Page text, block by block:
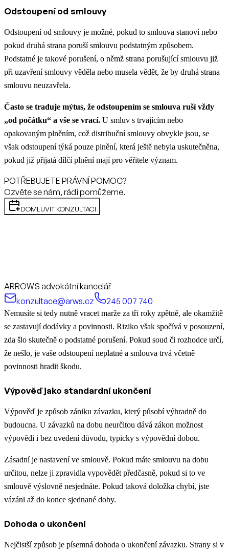
Odstoupení od smlouvy
Odstoupení od smlouvy je možné, pokud to smlouva stanoví nebo
pokud druhá strana poruší smlouvu podstatným způsobem.
Podstatné je takové porušení, o němž strana porušující smlouvu již
při uzavření smlouvy věděla nebo musela vědět, že by druhá strana
smlouvu neuzavřela.
Často se traduje mýtus, že odstoupením se smlouva ruší vždy
„od počátku“ a vše se vrací. U smluv s trvajícím nebo
opakovaným plněním, což distribuční smlouvy obvykle jsou, se
však odstoupení týká pouze plnění, která ještě nebyla uskutečněna,
pokud již přijatá dílčí plnění mají pro věřitele význam.
POTŘEBUJETE PRÁVNÍ POMOC?
Ozvěte se nám, rádi pomůžeme.
DOMLUVIT KONZULTACI
ARROWS advokátní kancelář
konzultace@arws.cz
245 007 740
Nemusíte si tedy nutně vracet marže za tři roky zpětně, ale okamžitě
se zastavují dodávky a povinnosti. Riziko však spočívá v posouzení,
zda šlo skutečně o podstatné porušení. Pokud soud či rozhodce určí,
že nešlo, je vaše odstoupení neplatné a smlouva trvá včetně
povinnosti hradit škodu.
Výpověď jako standardní ukončení
Výpověď je způsob zániku závazku, který působí výhradně do
budoucna. U závazků na dobu neurčitou dává zákon možnost
výpovědi i bez uvedení důvodu, typicky s výpovědní dobou.
Zásadní je nastavení ve smlouvě. Pokud máte smlouvu na dobu
určitou, nelze ji zpravidla vypovědět předčasně, pokud si to ve
smlouvě výslovně nesjednáte. Pokud taková doložka chybí, jste
vázáni až do konce sjednané doby.
Dohoda o ukončení
Nejčistší způsob je písemná dohoda o ukončení závazku. Strany si v